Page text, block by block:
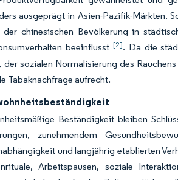
ausgeprägt in Asien-Pazifik-Märkten.
chinesischen Bevölkerung in
beeinflusst[2]. Da die
sozialen Normalisierung des
Tabaknachfrage aufrecht.
Beständigkeit bleiben
zunehmendem
und langjährig etablierten
Arbeitspausen, soziale